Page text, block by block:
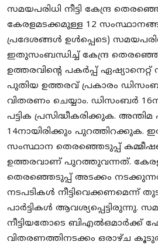
സമയപരിധി നീട്ടി കേന്ദ്ര
കേരളമടക്കമുള്ള 12
പ്രദേശങ്ങള്‍ ഉള്‍പ്പെടെ)
ഇതുസംബന്ധിച്ച് കേന്ദ്ര
ഉത്തരവിന്‍റെ പകര്‍പ്പ് ഏഷ്യാനെറ്റ്
പുതിയ ഉത്തരവ് പ്രകാരം
വിതരണം ചെയ്യാം. ഡിസംബര്‍
പട്ടിക പ്രസിദ്ധീകരിക്കുക.
14നായിരിക്കും പുറത്തിറക്കുക.
സംസ്ഥാന തെരഞ്ഞെടുപ്പ്
ഉത്തരവാണ് പുറത്തുവന്നത്.
തെരഞ്ഞെടുപ്പ് അടക്കം
നടപടികള്‍ നീട്ടിവെക്കണമെന്ന്
പാര്‍ട്ടികള്‍ ആവശ്യപ്പെട്ടിരുന്നു.
നീട്ടിയതോടെ ബിഎൽഒമാര്‍ക്ക്
വിതരണത്തിനടക്കം ഒരാഴ്ച